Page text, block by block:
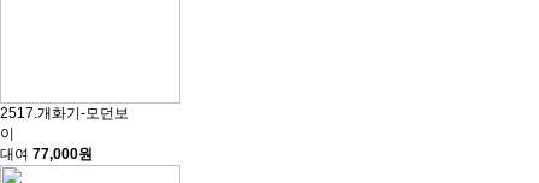
2517.개화기-모던보
이
대여 77,000원